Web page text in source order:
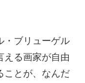
・ブリューゲル
える画家が自由
ことが、なんだ